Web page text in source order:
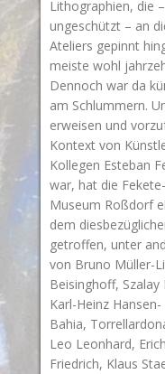
Lithographien, die
ungeschützt – an
Ateliers gepinnt
meiste wohl
Dennoch war da
am Schlummern.
erweisen und
Kontext von
Kollegen Esteban
war, hat die
Museum Roßdorf
dem
getroffen, unter
von Bruno Müller-
Beisinghoff,
Karl-Heinz Hansen-
Bahia,
Leo Leonhard,
Friedrich, Klaus